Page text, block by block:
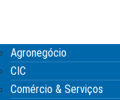
Agronegócio
CIC
Comércio & Serviços